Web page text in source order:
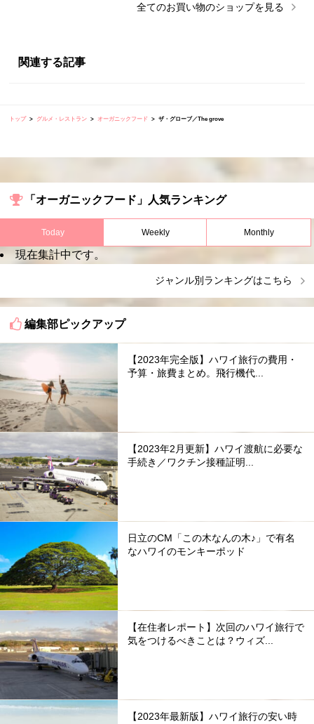
全てのお買い物のショップを見る
関連する記事
トップ グルメ・レストラン オーガニックフード ザ・グローブ／The grove
「オーガニックフード」人気ランキング
Today Weekly Monthly
現在集計中です。
ジャンル別ランキングはこちら
編集部ピックアップ
【2023年完全版】ハワイ旅行の費用・
予算・旅費まとめ。飛行機代...
【2023年2月更新】ハワイ渡航に必要な
手続き／ワクチン接種証明...
日立のCM「この木なんの木♪」で有名
なハワイのモンキーポッド
【在住者レポート】次回のハワイ旅行で
気をつけるべきことは？ウィズ...
【2023年最新版】ハワイ旅行の安い時